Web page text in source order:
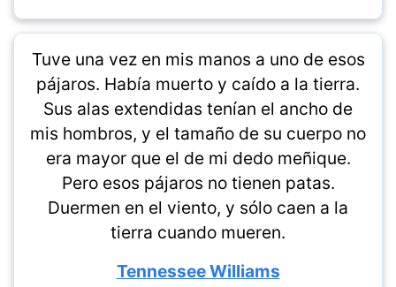
Tuve una vez en mis manos a uno de esos
pájaros. Había muerto y caído a la tierra.
Sus alas extendidas tenían el ancho de
mis hombros, y el tamaño de su cuerpo no
era mayor que el de mi dedo meñique.
Pero esos pájaros no tienen patas.
Duermen en el viento, y sólo caen a la
tierra cuando mueren.
Tennessee Williams